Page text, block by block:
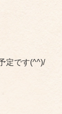
定です(^^)/